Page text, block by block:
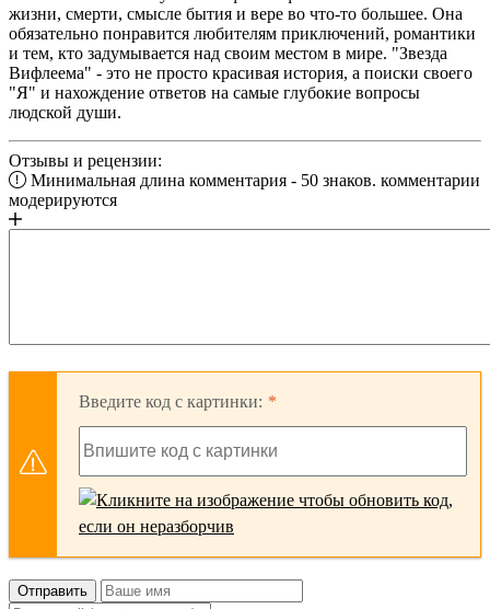
жизни, смерти, смысле бытия и вере во что-то большее. Она
обязательно понравится любителям приключений, романтики
и тем, кто задумывается над своим местом в мире. "Звезда
Вифлеема" - это не просто красивая история, а поиски своего
"Я" и нахождение ответов на самые глубокие вопросы
людской души.
Отзывы и рецензии:
Минимальная длина комментария - 50 знаков. комментарии
модерируются
Введите код с картинки:
Отправить